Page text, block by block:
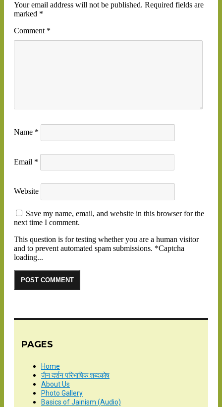
Your email address will not be published. Required fields are
marked *
Comment *
Name *
Email *
Website
Save my name, email, and website in this browser for the
next time I comment.
This question is for testing whether you are a human visitor
and to prevent automated spam submissions. *Captcha
loading...
PAGES
Home
जैन दर्शन परिभाषिक शब्दकोष
About Us
Photo Gallery
Basics of Jainism (Audio)